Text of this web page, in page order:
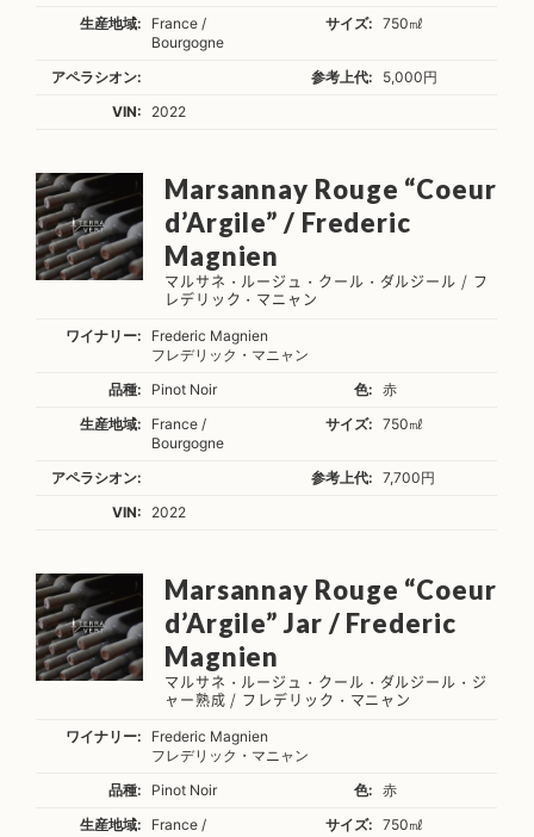
生産地域:
France /
Bourgogne
サイズ: 750㎖
アペラシオン: 参考上代:
5,000円
VIN:
2022
Marsannay Rouge “Coeur
d’Argile” / Frederic
Magnien
マルサネ・ルージュ・クール・ダルジール / フ
レデリック・マニャン
ワイナリー:
Frederic Magnien
フレデリック・マニャン
品種:
Pinot Noir 色:
赤
生産地域:
France /
Bourgogne
サイズ: 750㎖
アペラシオン: 参考上代:
7,700円
VIN:
2022
Marsannay Rouge “Coeur
d’Argile” Jar / Frederic
Magnien
マルサネ・ルージュ・クール・ダルジール・ジ
ャー熟成 / フレデリック・マニャン
ワイナリー:
Frederic Magnien
フレデリック・マニャン
品種:
Pinot Noir 色:
赤
生産地域:
France /
サイズ: 750㎖